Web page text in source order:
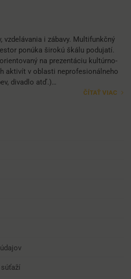
vzdelávania i zábavy. Multifunkčný
ponúka širokú škálu podujatí.
na prezentáciu kultúrno-
aktivít v oblasti neprofesionálneho
divadlo atď.)…
ČÍTAŤ VIAC